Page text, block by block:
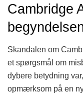
Cambridge
Skandalen om
et spørgsmål om
dybere betydning
opmærksom på en